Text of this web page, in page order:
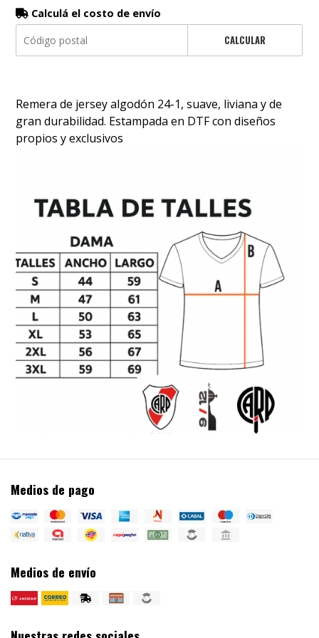
Calculá el costo de envío
CALCULAR
Remera de jersey algodón 24-1, suave, liviana y de
gran durabilidad. Estampada en DTF con diseños
propios y exclusivos
Medios de pago
Medios de envío